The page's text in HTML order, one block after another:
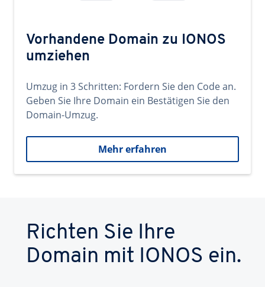
Vorhandene Domain zu IONOS
umziehen
Umzug in 3 Schritten: Fordern Sie den Code an.
Geben Sie Ihre Domain ein Bestätigen Sie den
Domain-Umzug.
Mehr erfahren
Richten Sie Ihre
Domain mit IONOS ein.